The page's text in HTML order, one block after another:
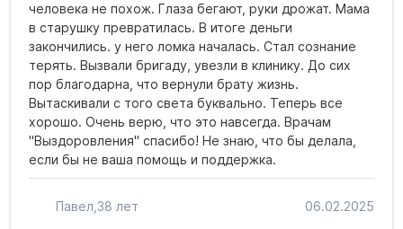
КОНТАКТЫ
Алушта, ул. Партизанская, 13
Анонимно, круглосуточно:
8 (800) 301-92-18
человека не похож. Глаза бегают, руки дрожат. Мама
в старушку превратилась. В итоге деньги
закончились. у него ломка началась. Стал сознание
терять. Вызвали бригаду, увезли в клинику. До сих
пор благодарна, что вернули брату жизнь.
Вытаскивали с того света буквально. Теперь все
хорошо. Очень верю, что это навсегда. Врачам
"Выздоровления" спасибо! Не знаю, что бы делала,
если бы не ваша помощь и поддержка.
Павел, 38 лет 06.02.2025